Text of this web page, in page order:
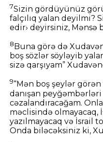
7Sizin gördüyünüz
falçılıq yalan deyilmi?
edir› deyirsiniz, Mənsə
8 Buna görə də
boş sözlər söyləyib
sizə qarşıyam”
9“Mən boş şeylər
danışan
cəzalandıracağam.
məclisində olmayacaq,
yazılmayacaq və İsrail
Onda biləcəksiniz ki,